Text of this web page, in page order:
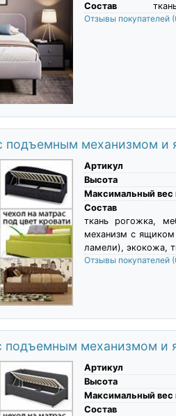
Состав
Отзывы покупателей
подъемным механизмом и
Артикул
Высота
Максимальный вес
Состав
ткань рогожка,
механизм с ящиком
ламели), экокожа,
Отзывы покупателей
подъемным механизмом и
Артикул
Высота
Максимальный вес
Состав